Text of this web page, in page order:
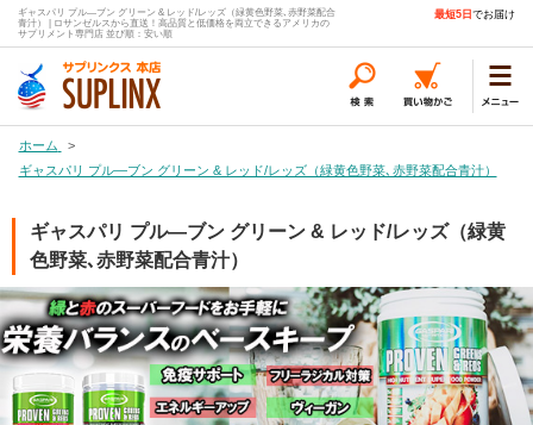
ギャスパリ プル―ブン グリーン & レッド/レッズ（緑黄色野菜､赤野菜配合
青汁） | ロサンゼルスから直送！高品質と低価格を両立できるアメリカの
サプリメント専門店 並び順：安い順
最短5日 でお届け
ホーム
>
ギャスパリ プル―ブン グリーン & レッド/レッズ（緑黄色野菜､赤野菜配合青汁）
ギャスパリ プル―ブン グリーン & レッド/レッズ（緑黄
色野菜､赤野菜配合青汁）